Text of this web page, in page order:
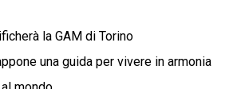
la GAM di Torino
una guida per vivere in armonia